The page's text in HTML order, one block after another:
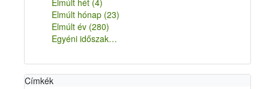
Elmúlt hét (4)
Elmúlt hónap (23)
Elmúlt év (280)
Egyéni időszak…
Címkék